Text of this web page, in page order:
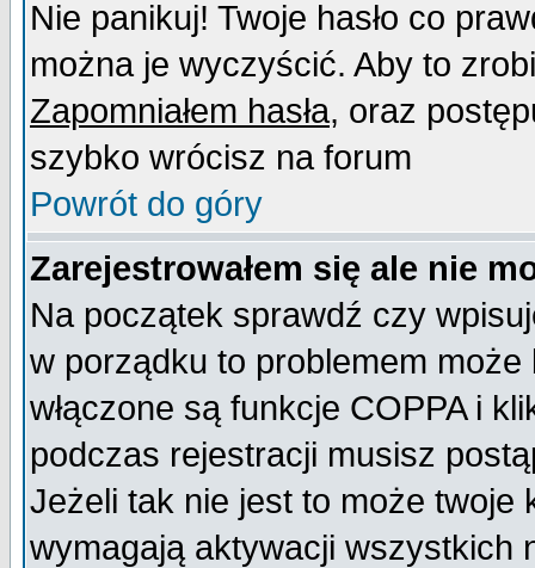
Nie panikuj! Twoje hasło co
można je wyczyścić. Aby to
Zapomniałem hasła, oraz
szybko wrócisz na forum
Powrót do góry
Zarejestrowałem się ale nie
Na początek sprawdź czy
w porządku to problemem
włączone są funkcje COPPA i
podczas rejestracji musisz
Jeżeli tak nie jest to może twoje
wymagają aktywacji wszystkich